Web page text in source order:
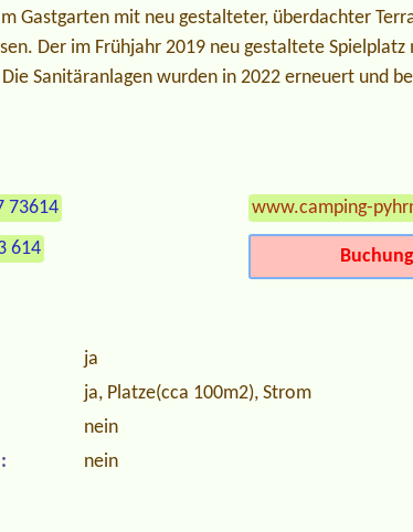
Gastgarten mit neu gestalteter, überdachter
Der im Frühjahr 2019 neu gestaltete
Sanitäranlagen wurden in 2022 erneuert und
73614
614
www.camping-
ja
ja, Platze(cca 100m2), Strom
nein
nein